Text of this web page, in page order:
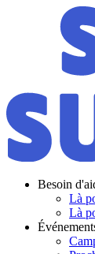
Besoin
Là
Là